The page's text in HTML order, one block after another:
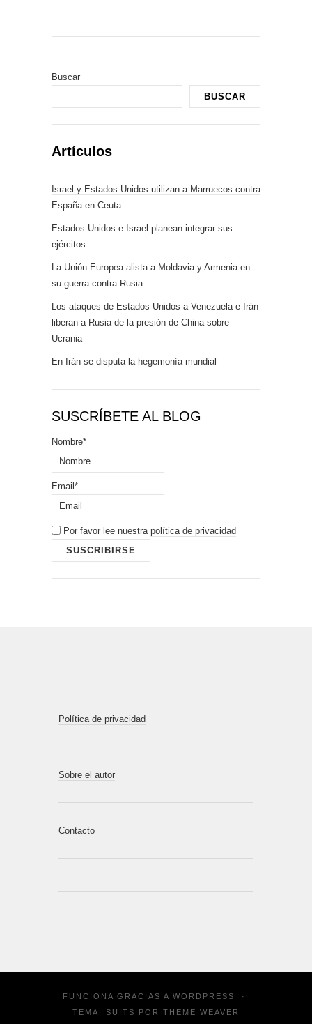
Buscar
BUSCAR
Artículos
Israel y Estados Unidos utilizan a Marruecos contra
España en Ceuta
Estados Unidos e Israel planean integrar sus
ejércitos
La Unión Europea alista a Moldavia y Armenia en
su guerra contra Rusia
Los ataques de Estados Unidos a Venezuela e Irán
liberan a Rusia de la presión de China sobre
Ucrania
En Irán se disputa la hegemonía mundial
SUSCRÍBETE AL BLOG
Nombre*
Email*
Por favor lee nuestra política de privacidad
Política de privacidad
Sobre el autor
Contacto
FUNCIONA GRACIAS A WORDPRESS
·
TEMA: SUITS POR THEME WEAVER